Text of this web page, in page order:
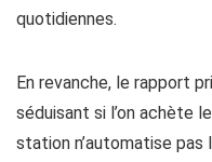
quotidiennes.
En revanche, le rapport
séduisant si l’on achète
station n’automatise pas